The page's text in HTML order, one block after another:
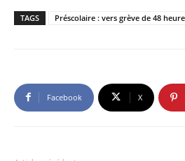
TAGS Préscolaire : vers grève de 48
Facebook X